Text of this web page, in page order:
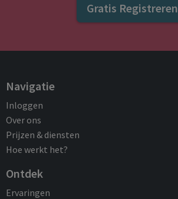
Gratis Registreren
Navigatie
Inloggen
Over ons
Prijzen & diensten
Hoe werkt het?
Ontdek
Ervaringen